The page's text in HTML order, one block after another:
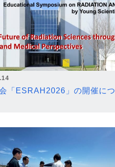
「ESRAH2026」の開催につ